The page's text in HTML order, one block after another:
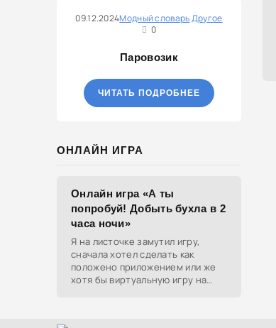
09.12.2024Модный словарьДругое
0
Паровозик
ЧИТАТЬ ПОДРОБНЕЕ
ОНЛАЙН ИГРА
Онлайн игра «А ты
попробуй! Добыть бухла в 2
часа ночи»
Я на листочке замутил игру,
сначала хотел сделать как
положено приложением или же
хотя бы виртуальную игру на